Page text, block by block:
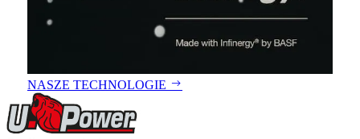
NASZE TECHNOLOGIE